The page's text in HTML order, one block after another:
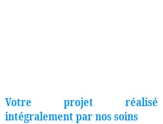
Votre projet réalisé
intégralement par nos soins